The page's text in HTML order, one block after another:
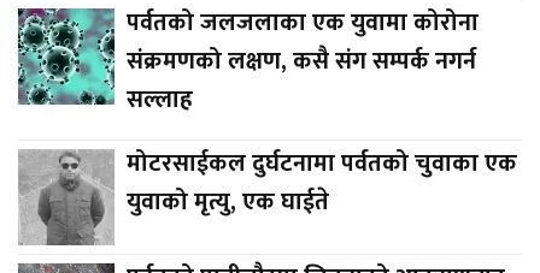
पर्वतको जलजलाका एक युवामा कोरोना
संक्रमणको लक्षण, कसै संग सम्पर्क नगर्न
सल्लाह
मोटरसाईकल दुर्घटनामा पर्वतको चुवाका एक
युवाको मृत्यु, एक घाईते